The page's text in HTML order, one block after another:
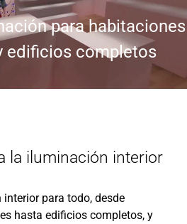
para habitaciones
edificios completos
la iluminación interior
para todo, desde
hasta edificios completos, y